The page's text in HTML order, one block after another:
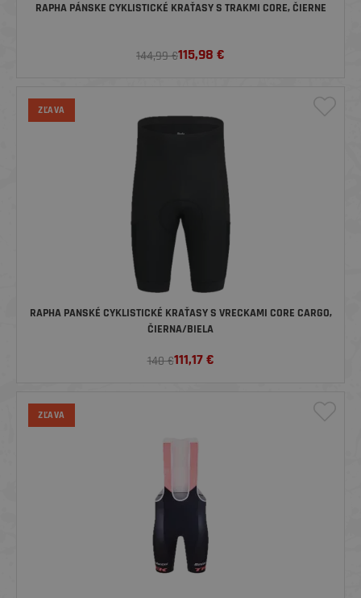
RAPHA PÁNSKE CYKLISTICKÉ KRAŤASY S TRAKMI CORE, ČIERNE
144,99 €115,98 €
ZĽAVA
RAPHA PANSKÉ CYKLISTICKÉ KRAŤASY S VRECKAMI CORE CARGO,
ČIERNA/BIELA
140 €111,17€
ZĽAVA